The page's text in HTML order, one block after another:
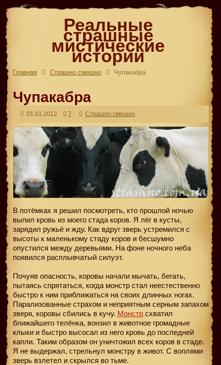
Реальные
страшные
мистические
истории
Главная Страшно смешно Чупакабра
Чупакабра
01.01.2012 7 Страшно смешно
В потёмках я решил посмотреть, кто прошлой ночью
выпил кровь из моего стада коров. Я лёг в кусты,
зарядил ружьё и жду. Как вдруг зверь устремился с
высоты к маленькому стаду коров и бесшумно
опустился между деревьями. На фоне ночного неба
появился расплывчатый силуэт.
Почуяв опасность, коровы начали мычать, бегать,
пытаясь спрятаться, когда монстр стал неестественно
быстро к ним приближаться на своих длинных ногах.
Парализованные страхом и неприятным серным запахом
зверя, коровы сбились в кучу. Монстр схватил
ближайшего телёнка, вонзил в животное громадные
клыки и быстро высосал из него кровь до последней
капли. Таким образом он уничтожил всех коров в стаде.
Я не выдержал, стрельнул монстру в живот. С воплями
зверь взлетел и скрылся во тьме.